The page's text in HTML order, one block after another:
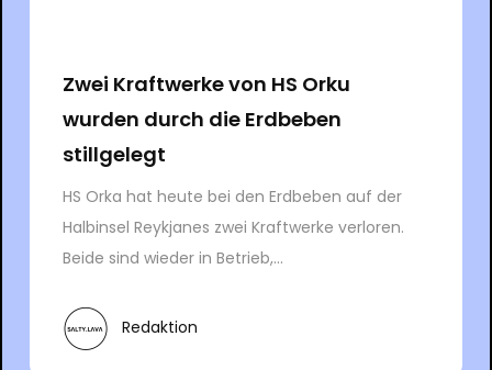
Zwei Kraftwerke von HS Orku
wurden durch die Erdbeben
stillgelegt
HS Orka hat heute bei den Erdbeben auf der
Halbinsel Reykjanes zwei Kraftwerke verloren.
Beide sind wieder in Betrieb,...
Redaktion